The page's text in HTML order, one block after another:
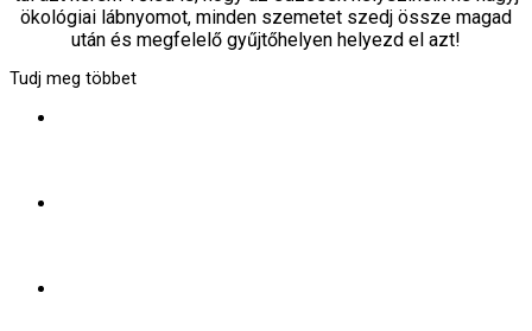
ökológiai lábnyomot, minden szemetet szedj össze magad
után és megfelelő gyűjtőhelyen helyezd el azt!
Tudj meg többet